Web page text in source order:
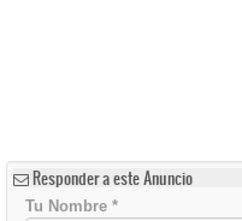
Responder a este Anuncio
Tu Nombre *